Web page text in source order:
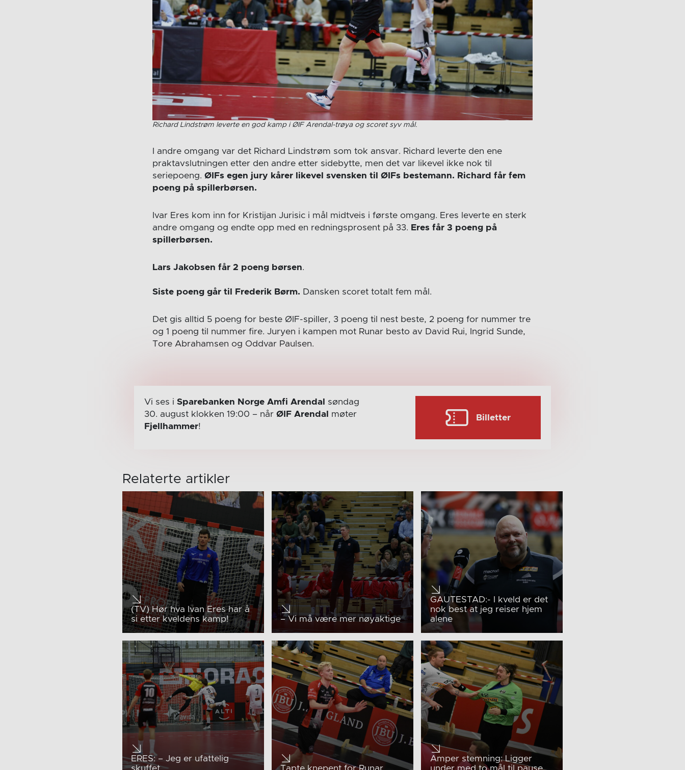
Richard Lindstrøm leverte en god kamp i ØIF Arendal-trøya og scoret syv mål.
I andre omgang var det Richard Lindstrøm som tok ansvar. Richard leverte den ene
praktavslutningen etter den andre etter sidebytte, men det var likevel ikke nok til
seriepoeng. ØIFs egen jury kårer likevel svensken til ØIFs bestemann. Richard får fem
poeng på spillerbørsen.
Ivar Eres kom inn for Kristijan Jurisic i mål midtveis i første omgang. Eres leverte en sterk
andre omgang og endte opp med en redningsprosent på 33. Eres får 3 poeng på
spillerbørsen.
Lars Jakobsen får 2 poeng børsen.
Siste poeng går til Frederik Børm. Dansken scoret totalt fem mål.
Det gis alltid 5 poeng for beste ØIF-spiller, 3 poeng til nest beste, 2 poeng for nummer tre
og 1 poeng til nummer fire. Juryen i kampen mot Runar besto av David Rui, Ingrid Sunde,
Tore Abrahamsen og Oddvar Paulsen.
Vi ses i Sparebanken Norge Amfi Arendal
søndag
30. august klokken 19:00 – når ØIF Arendal
møter
Fjellhammer!
Billetter
Relaterte artikler
(TV) Hør hva Ivan Eres har å
si etter kveldens kamp!
– Vi må være mer nøyaktige
GAUTESTAD:- I kveld er det
nok best at jeg reiser hjem
alene
ERES: – Jeg er ufattelig
Amper stemning: Ligger